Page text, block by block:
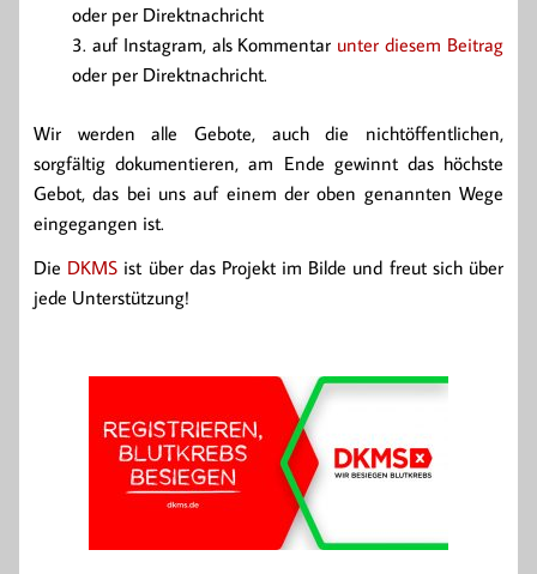
oder per Direktnachricht
auf Instagram, als Kommentar unter diesem Beitrag
oder per Direktnachricht.
Wir werden alle Gebote, auch die nichtöffentlichen,
sorgfältig dokumentieren, am Ende gewinnt das höchste
Gebot, das bei uns auf einem der oben genannten Wege
eingegangen ist.
Die DKMS ist über das Projekt im Bilde und freut sich über
jede Unterstützung!